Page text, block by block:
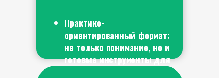
Практико-
ориентированный формат:
не только понимание, но и
готовые инструменты для